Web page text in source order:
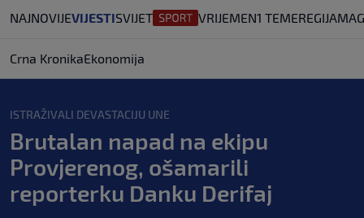
NAJNOVIJEVIJESTISVIJET VRIJEMEN1 TEMEREGIJA
Crna KronikaEkonomija
ISTRAŽIVALI DEVASTACIJU UNE
Brutalan napad na ekipu
Provjerenog, ošamarili
reporterku Danku Derifaj